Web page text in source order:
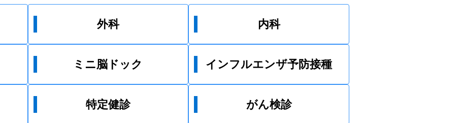
外科 内科
ミニ脳ドック インフルエンザ予防接種
特定健診 がん検診